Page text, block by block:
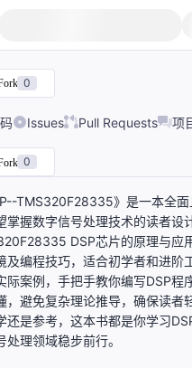
0
Issues Pull Requests 项
0
TMS320F28335》是一本全面
掌握数字信号处理技术的读者设
DSP芯片的原理与应
及编程技巧，适合初学者和进阶
际案例，手把手教你编写DSP程
，避免复杂理论推导，确保读者
还是参考，这本书都是你学习
理领域稳步前行。